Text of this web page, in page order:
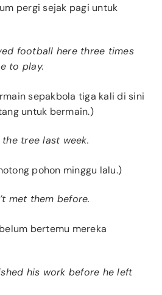
pergi sejak pagi untuk
football here three times
to play.
sepakbola tiga kali di sini
untuk bermain.)
the tree last week.
pohon minggu lalu.)
met them before.
bertemu mereka
his work before he left